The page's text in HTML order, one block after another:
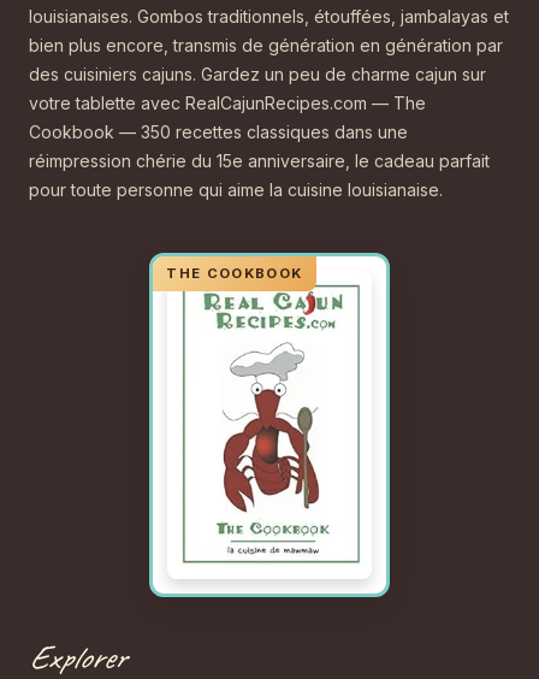
louisianaises. Gombos traditionnels, étouffées, jambalayas et
bien plus encore, transmis de génération en génération par
des cuisiniers cajuns. Gardez un peu de charme cajun sur
votre tablette avec RealCajunRecipes.com — The
Cookbook — 350 recettes classiques dans une
réimpression chérie du 15e anniversaire, le cadeau parfait
pour toute personne qui aime la cuisine louisianaise.
Explorer